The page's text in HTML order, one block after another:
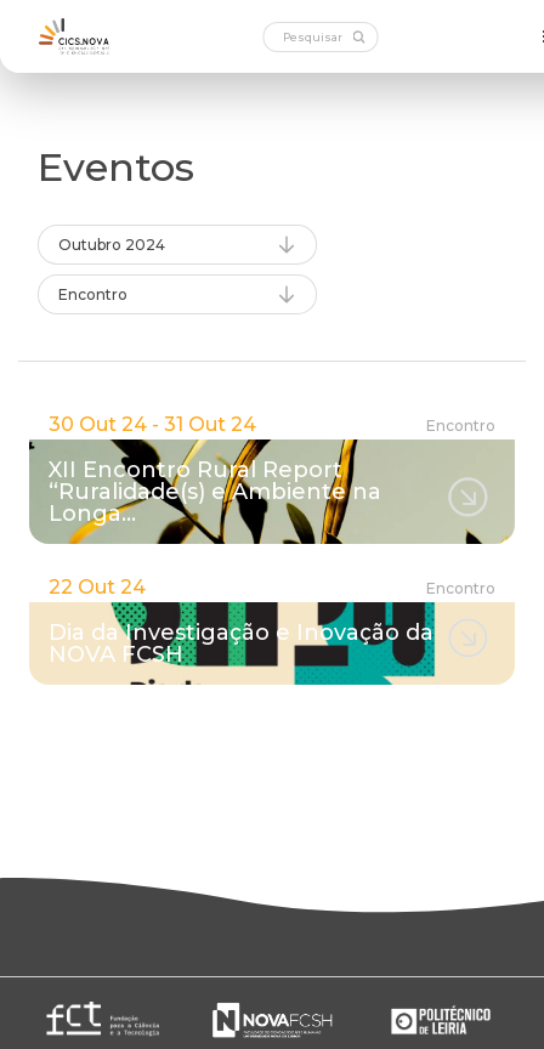
Eventos
Outubro 2024
Encontro
30 Out 24 - 31 Out 24 Encontro
XII Encontro Rural Report
“Ruralidade(s) e Ambiente na
Longa…
22 Out 24 Encontro
Dia da Investigação e Inovação da
NOVA FCSH